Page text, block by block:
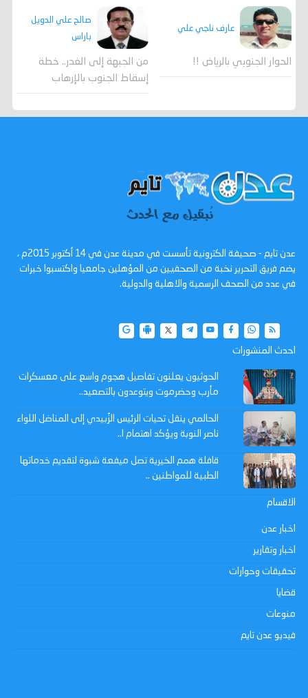
عارف ناجي علي
الحوار الجنوبي بالرياض !!
صالح علي الدويل
باراس
من الجبهة إلى الغدر.. خطة
إسقاط الجنوب بالإرهاب
عدن تايم - صحيفة الكترونية تأسست في مدينة عدن في 14 أكتوبر 2015م ،
يضم فريق التحرير نخبة من الصحفيين من المؤهلين جامعيا واكتسبوا خبرات
في عدد من الصحف الرسمية والاهلية والدولية.
احدث المنشورات
الحوثيون يعلنون تفاصيل هجوم واسع على معسكرات
مأرب وحضرموت ويتوعدون بالتصعيد..
الحالمي ينقل تحيات الرئيس الزُبيدي إلى المناضل اللواء
ناصر النوبة ويؤكد اهتمام ا..
قافلة همم الخيرية تصل ميفعة شبوة لتقديم خدماتها
الطبية للمواطنين ..
الاقسام
اخبار عدن
اخبار وتقارير
تحقيقات وحوارات
قضايا
منوعات
فيديو عدن تايم